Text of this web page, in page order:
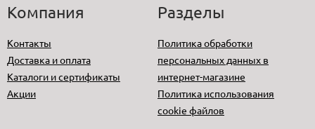
Компания
Контакты
Доставка и оплата
Каталоги и сертификаты
Акции
Разделы
Политика обработки
персональных данных в
интернет-магазине
Политика использования
cookie файлов